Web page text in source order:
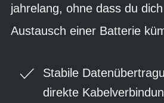
jahrelang, ohne dass du
Austausch einer Batterie
Stabile
direkte